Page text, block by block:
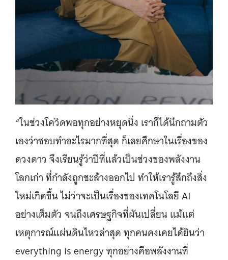
“ในช่วงโควิดพอทุกอย่างหยุดนิ่ง เราก็ได้นึกถามตัว
เองว่าชอบทำอะไรมากที่สุด ก็เลยศึกษาในเรื่องของ
ดวงดาว จึงเรียนรู้ว่าปีที่แล้วเป็นช่วงของพลังงาน
โลกเก่า ที่กำลังถูกชะล้างออกไป ทำให้เรารู้สึกถึงสิ่ง
ใหม่เกิดขึ้น ไม่ว่าจะเป็นเรื่องของเทคโนโลยี AI
อย่างเต็มตัว จนถึงเศรษฐกิจที่ผันเปลี่ยน แม้แต่
เหตุการณ์แผ่นดินไหวล่าสุด ทุกคนคงเคยได้ยินว่า
everything is energy ทุกอย่างคือพลังงานที่